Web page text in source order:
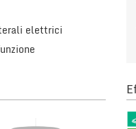
elettrici